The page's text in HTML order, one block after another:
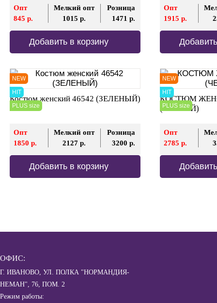
Опт
845 р.
Мелкий опт
1015 р.
Розница
1471 р.
Добавить в корзину
Опт
1915 р.
NEW
HIT
PLUS size
Костюм женский 46542 (ЗЕЛЕНЫЙ)
Опт
1850 р.
Мелкий опт
2127 р.
Розница
3200 р.
Добавить в корзину
NEW
HIT
PLUS size
КОСТЮМ
(ЧЕРНЫЙ)
Опт
2785 р.
ОФИС:
Г. ИВАНОВО, УЛ. ПОЛКА "НОРМАНДИЯ-
НЕМАН", 76, ПОМ. 2
Режим работы: